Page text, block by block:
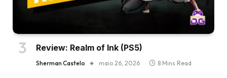
Review: Realm of Ink (PS5)
Sherman Castelo maio 26, 2026 8 Mins Read